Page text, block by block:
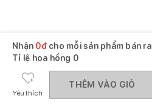
Nhận 0đcho mỗi sản phẩm bán ra
Tỉ lệ hoa hồng 0
Yêu thích
THÊM VÀO GIỎ